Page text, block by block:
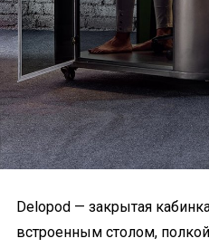
Delopod — закрытая
встроенным столом,